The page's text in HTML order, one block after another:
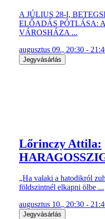
A JÚLIUS 28-I,
ELŐADÁS PÓTLÁSA:
VÁROSHÁZA ...
augusztus 09., 20:30 -
Jegyvásárlás
Lőrinczy Attila:
„Ha valaki a hatodikról
földszintnél elkapni ölbe ...
augusztus 10., 20:30 -
Jegyvásárlás